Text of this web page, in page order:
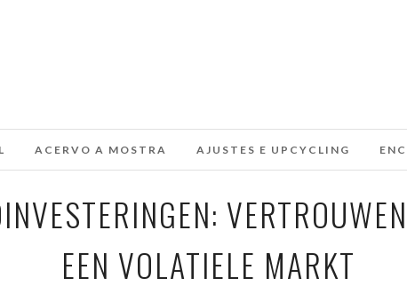
ACERVO A MOSTRA AJUSTES E UPCYCLING
EEN VOLATIELE MARKT